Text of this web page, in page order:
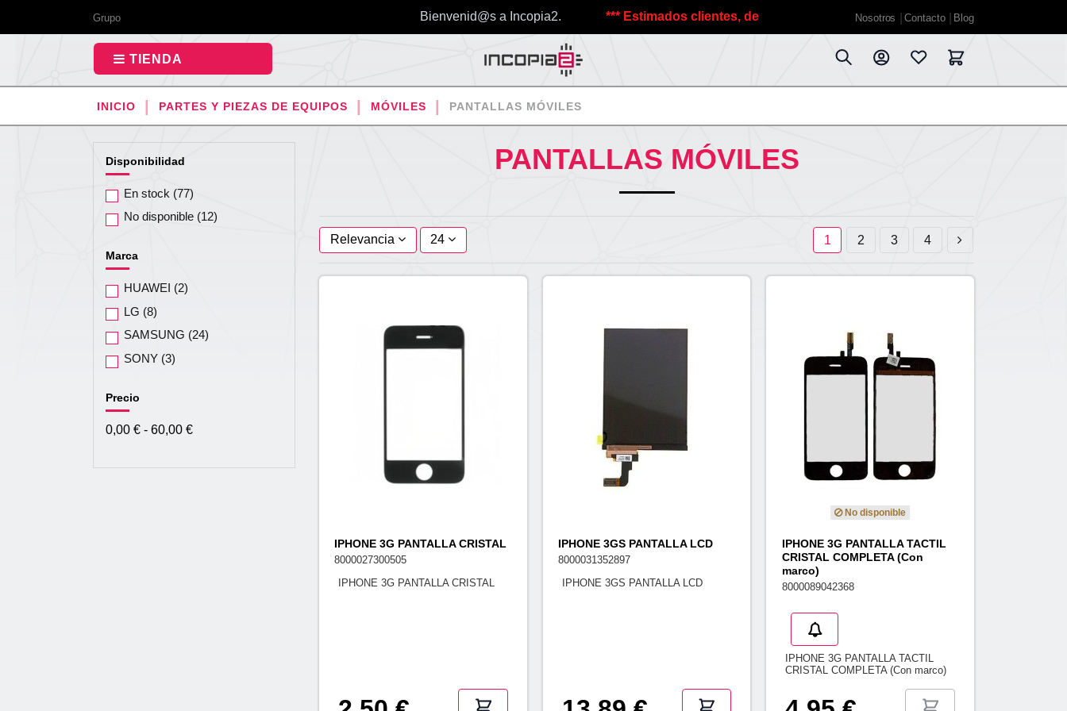
Grupo Bienvenid@s a Incopia2. *** Estimados clientes, debido a las vacaciones de verano planificadas
Nosotros Contacto Blog
TIENDA
INICIO PARTES Y PIEZAS DE EQUIPOS MÓVILES PANTALLAS MÓVILES
PANTALLAS MÓVILES
Relevancia 24 1 2 3 4
IPHONE 3G PANTALLA CRISTAL
8000027300505
IPHONE 3G PANTALLA CRISTAL
IPHONE 3GS PANTALLA LCD
8000031352897
IPHONE 3GS PANTALLA LCD
No disponible
IPHONE 3G PANTALLA TACTIL
CRISTAL COMPLETA (Con
marco)
8000089042368
IPHONE 3G PANTALLA TACTIL
CRISTAL COMPLETA (Con marco)
Disponibilidad
En stock (77)
No disponible (12)
Marca
HUAWEI (2)
LG (8)
SAMSUNG (24)
SONY (3)
Precio
0,00 € - 60,00 €